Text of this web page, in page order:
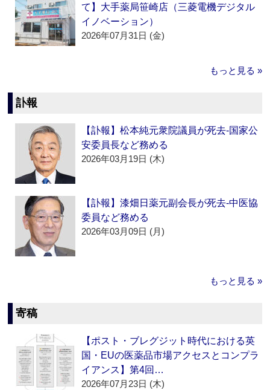
て】大手薬局笹崎店（三菱電機デジタル
イノベーション）
2026年07月31日 (金)
もっと見る »
訃報
【訃報】松本純元衆院議員が死去‐国家公
安委員長など務める
2026年03月19日 (木)
【訃報】漆畑日薬元副会長が死去‐中医協
委員など務める
2026年03月09日 (月)
もっと見る »
寄稿
【ポスト・ブレグジット時代における英
国・EUの医薬品市場アクセスとコンプラ
イアンス】第4回…
2026年07月23日 (木)